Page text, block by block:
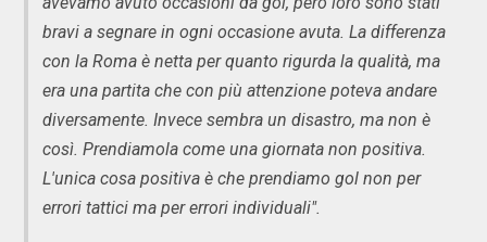
bravi a segnare in ogni occasione avuta. La differenza
con la Roma è netta per quanto rigurda la qualità, ma
era una partita che con più attenzione poteva andare
diversamente. Invece sembra un disastro, ma non è
così. Prendiamola come una giornata non positiva.
L'unica cosa positiva è che prendiamo gol non per
errori tattici ma per errori individuali".